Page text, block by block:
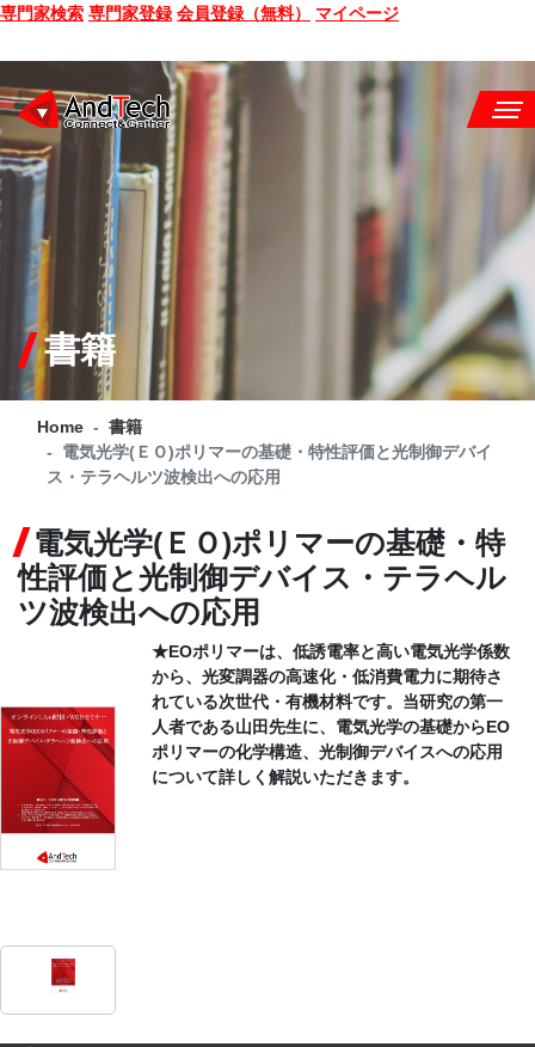
専門家検索 専門家登録 会員登録（無料） マイページ
SEMINAR
BOOK
CONSULTING
SERVICE
COMPANY
Q&A
SITE MAP
CONTACT
書籍
Home
書籍
電気光学(ＥＯ)ポリマーの基礎・特性評価と光制御デバイ
ス・テラヘルツ波検出への応用
電気光学(ＥＯ)ポリマーの基礎・特
性評価と光制御デバイス・テラヘル
ツ波検出への応用
★EOポリマーは、低誘電率と高い電気光学係数
から、光変調器の高速化・低消費電力に期待さ
れている次世代・有機材料です。当研究の第一
人者である山田先生に、電気光学の基礎からEO
ポリマーの化学構造、光制御デバイスへの応用
について詳しく解説いただきます。